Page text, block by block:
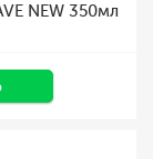
NEW 350мл